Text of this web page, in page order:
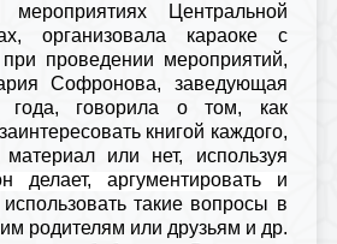
Центральной
организовала караоке с
проведении мероприятий,
Софронова, заведующая
года, говорила о том, как
книгой каждого,
или нет, используя
делает, аргументировать и
такие вопросы в
родителям или друзьям и др.